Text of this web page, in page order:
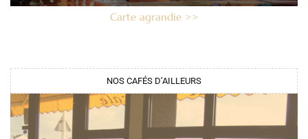
Carte agrandie >>
NOS CAFÉS D’AILLEURS